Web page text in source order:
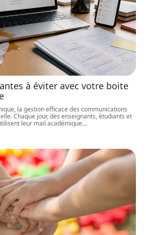
à éviter avec votre boite
la gestion efficace des communications
Chaque jour, des enseignants, étudiants et
leur mail académique…